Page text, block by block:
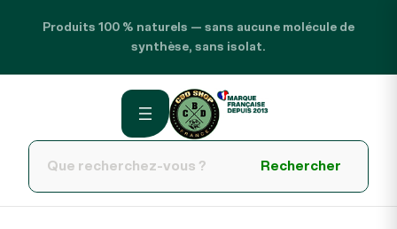
Produits 100 % naturels — sans aucune molécule de
synthèse, sans isolat.
Rechercher